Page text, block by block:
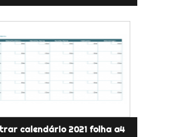
calendário 2021 folha a4